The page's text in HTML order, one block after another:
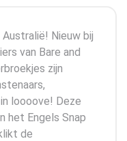
Australië! Nieuw bij
van Bare and
zijn
loooove! Deze
het Engels Snap
de